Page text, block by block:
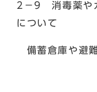
2－9 消毒薬や
について
備蓄倉庫や避